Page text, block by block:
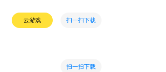
云游戏 扫一扫下载
扫一扫下载